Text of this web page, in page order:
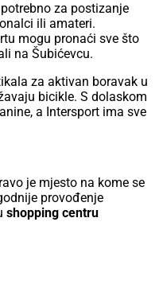
za postizanje
ili amateri.
mogu pronaći sve što
na Šubićevcu.
za aktivan boravak u
bicikle. S dolaskom
a Intersport ima sve
je mjesto na kome se
provođenje
shopping centru